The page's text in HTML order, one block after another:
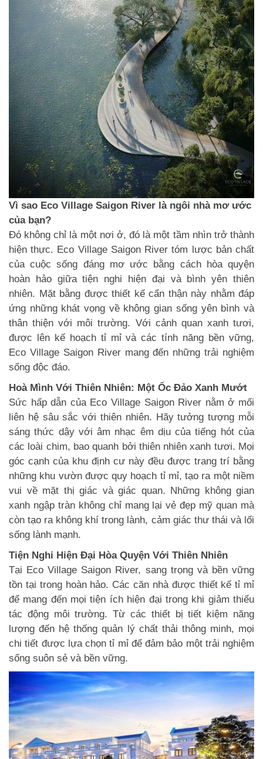
Vì sao Eco Village Saigon River là ngôi nhà mơ ước
của bạn?
Đó không chỉ là một nơi ở, đó là một tầm nhìn trở thành
hiện thực. Eco Village Saigon River tóm lược bản chất
của cuộc sống đáng mơ ước bằng cách hòa quyện
hoàn hảo giữa tiện nghi hiện đại và bình yên thiên
nhiên. Mặt bằng được thiết kế cẩn thận này nhằm đáp
ứng những khát vọng về không gian sống yên bình và
thân thiện với môi trường. Với cảnh quan xanh tươi,
được lên kế hoạch tỉ mỉ và các tính năng bền vững,
Eco Village Saigon River mang đến những trải nghiệm
sống độc đáo.
Hoà Mình Với Thiên Nhiên: Một Ốc Đảo Xanh Mướt
Sức hấp dẫn của Eco Village Saigon River nằm ở mối
liên hệ sâu sắc với thiên nhiên. Hãy tưởng tượng mỗi
sáng thức dậy với âm nhạc êm dịu của tiếng hót của
các loài chim, bao quanh bởi thiên nhiên xanh tươi. Mọi
góc cạnh của khu định cư này đều được trang trí bằng
những khu vườn được quy hoạch tỉ mỉ, tạo ra một niềm
vui về mặt thị giác và giác quan. Những không gian
xanh ngập tràn không chỉ mang lại vẻ đẹp mỹ quan mà
còn tạo ra không khí trong lành, cảm giác thư thái và lối
sống lành mạnh.
Tiện Nghi Hiện Đại Hòa Quyện Với Thiên Nhiên
Tại Eco Village Saigon River, sang trọng và bền vững
tồn tại trong hoàn hảo. Các căn nhà được thiết kế tỉ mỉ
để mang đến mọi tiện ích hiện đại trong khi giảm thiểu
tác động môi trường. Từ các thiết bị tiết kiệm năng
lượng đến hệ thống quản lý chất thải thông minh, mọi
chi tiết được lựa chọn tỉ mỉ để đảm bảo một trải nghiệm
sống suôn sẻ và bền vững.